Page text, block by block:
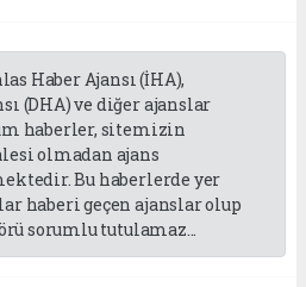
Haber Ajansı (İHA),
(DHA) ve diğer ajanslar
haberler, sitemizin
olmadan ajans
Bu haberlerde yer
haberi geçen ajanslar olup
sorumlu tutulamaz...